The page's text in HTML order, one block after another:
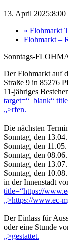
13. April 2025:8:00
« Flohmarkt
Flohmarkt –
Sonntags-
Der Flohmarkt auf
Straße 9 in 85276
11-jähriges
target=“_blank“
„>rfen.
Die nächsten
Sonntag, den 13.04.
Sonntag, den 11.05.
Sonntag, den 08.06.
Sonntag, den 13.07.
Sonntag, den
in der Innenstadt
title=“https://
„>https://www.ec-
Der Einlass für
oder eine Stunde
„>gestattet.